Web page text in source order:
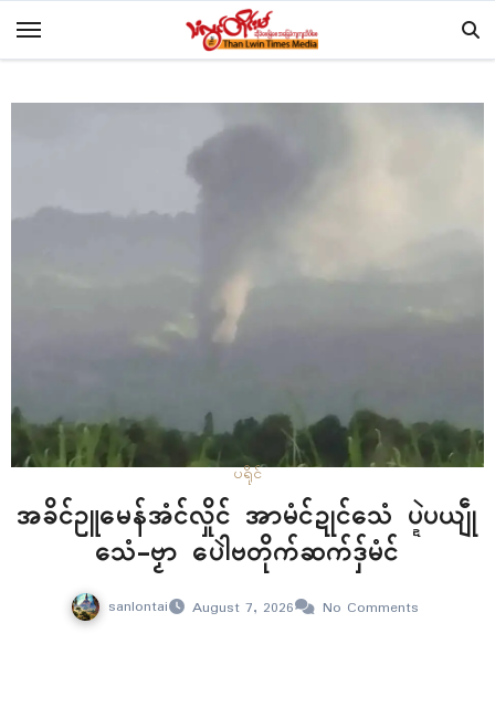
ပရိုၚ်
အခိၚ်ဥူမေန်အံၚ်လှိုၚ် အာမံၚ်ဍုၚ်သေံ ပ္ဍဲပယျဵု
သေံ-ဗၟာ ပေါဲဗတိုက်ဆက်ဒှ်မံၚ်
sanlontai August 7, 2026 No Comments